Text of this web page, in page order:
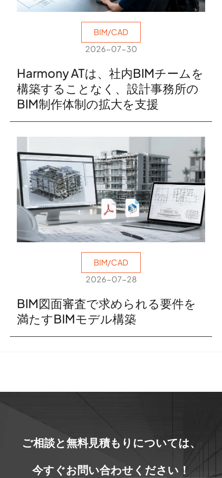
BIM/CAD
2026-07-30
Harmony ATは、社内BIMチームを
構築することなく、設計事務所の
BIM制作体制の拡大を支援
BIM/CAD
2026-07-28
BIM図面審査で求められる要件を
満たすBIMモデル構築
ご相談と無料見積もりについては、
今すぐお問い合わせください！